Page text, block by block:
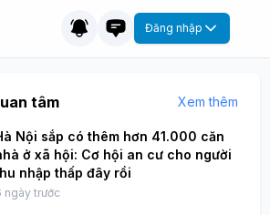
Đăng nhập
tâm Xem thêm
Nội sắp có thêm hơn 41.000 căn
ở xã hội: Cơ hội an cư cho người
nhập thấp đây rồi
ngày trước